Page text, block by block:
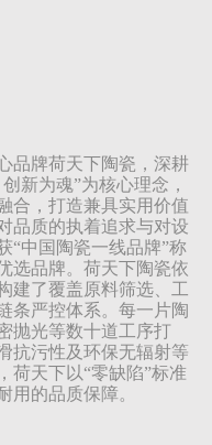
品牌荷天下陶瓷，深耕
新为魂”为核心理念，
合，打造兼具实用价值
品质的执着追求与对设
“中国陶瓷一线品牌”称
选品牌。荷天下陶瓷依
建了覆盖原料筛选、工
条严控体系。每一片陶
抛光等数十道工序打
抗污性及环保无辐射等
荷天下以“零缺陷”标准
用的品质保障。